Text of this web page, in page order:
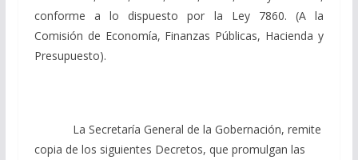
conforme a lo dispuesto por la Ley 7860. (A la
Comisión de Economía, Finanzas Públicas, Hacienda y
Presupuesto).
La Secretaría General de la Gobernación, remite
copia de los siguientes Decretos, que promulgan las